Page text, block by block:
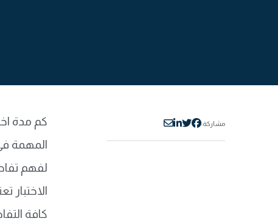
مشاركة:
كم مدة
المهمة
لفهم
كافة